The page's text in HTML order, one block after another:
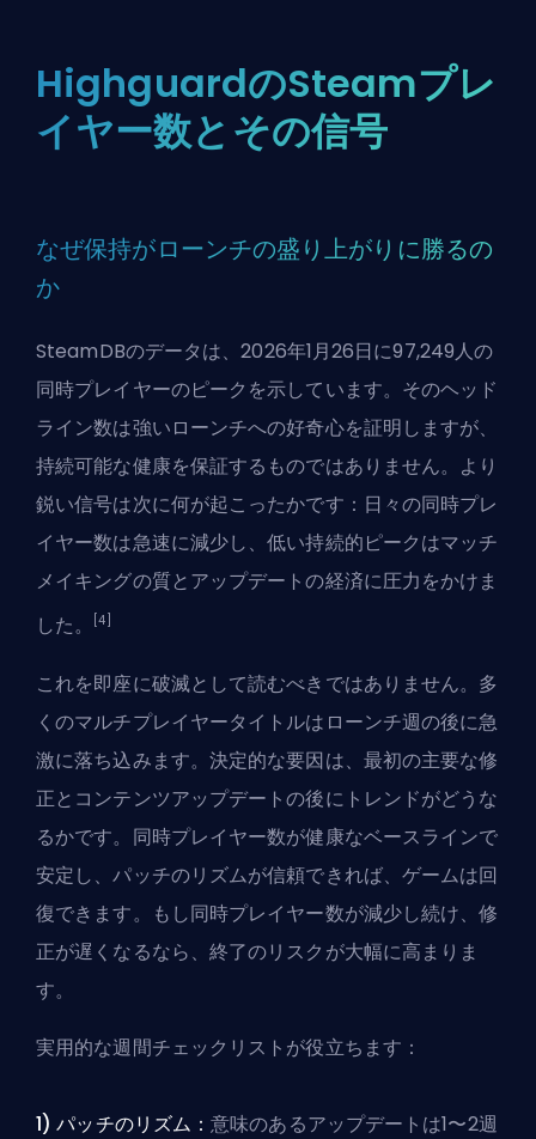
HighguardのSteamプレ
イヤー数とその信号
なぜ保持がローンチの盛り上がりに勝るの
か
SteamDBのデータは、2026年1月26日に97,249人の
同時プレイヤーのピークを示しています。そのヘッド
ライン数は強いローンチへの好奇心を証明しますが、
持続可能な健康を保証するものではありません。より
鋭い信号は次に何が起こったかです：日々の同時プレ
イヤー数は急速に減少し、低い持続的ピークはマッチ
メイキングの質とアップデートの経済に圧力をかけま
した。
[4]
これを即座に破滅として読むべきではありません。多
くのマルチプレイヤータイトルはローンチ週の後に急
激に落ち込みます。決定的な要因は、最初の主要な修
正とコンテンツアップデートの後にトレンドがどうな
るかです。同時プレイヤー数が健康なベースラインで
安定し、パッチのリズムが信頼できれば、ゲームは回
復できます。もし同時プレイヤー数が減少し続け、修
正が遅くなるなら、終了のリスクが大幅に高まりま
す。
実用的な週間チェックリストが役立ちます：
1) パッチのリズム：意味のあるアップデートは1〜2週